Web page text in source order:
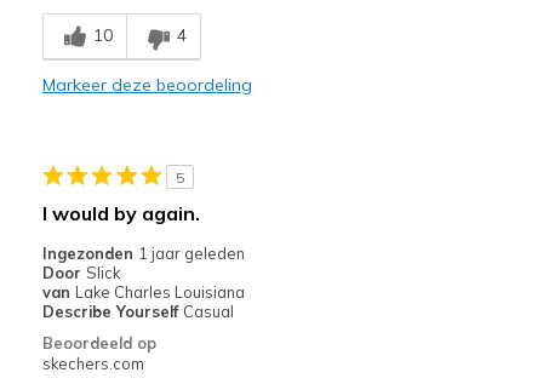
Comfortable
Minpunten
Not true slip ons
Casual Wear
Sizing
View On Shoes
Shoes are for Wearing
10 4
Markeer deze beoordeling
5
I would by again.
Ingezonden 1 jaar geleden
Door Slick
van Lake Charles Louisiana
Describe Yourself Casual
Beoordeeld op
skechers.com